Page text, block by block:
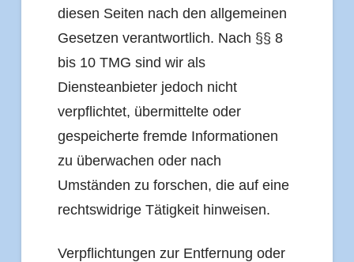
diesen Seiten nach den allgemeinen
Gesetzen verantwortlich. Nach §§ 8
bis 10 TMG sind wir als
Diensteanbieter jedoch nicht
verpflichtet, übermittelte oder
gespeicherte fremde Informationen
zu überwachen oder nach
Umständen zu forschen, die auf eine
rechtswidrige Tätigkeit hinweisen.
Verpflichtungen zur Entfernung oder